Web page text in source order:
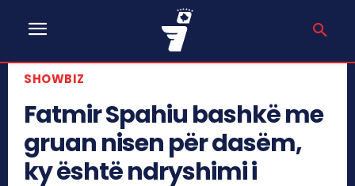
SHOWBIZ
Fatmir Spahiu bashkë me
gruan nisen për dasëm,
ky është ndryshimi i